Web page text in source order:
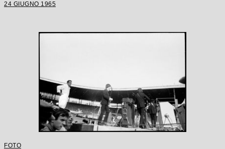
24 GIUGNO 1965
FOTO